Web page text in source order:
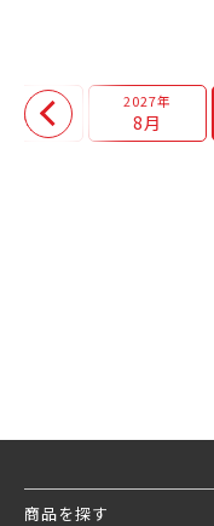
2027年
7月
2027年
8月
商品を探す